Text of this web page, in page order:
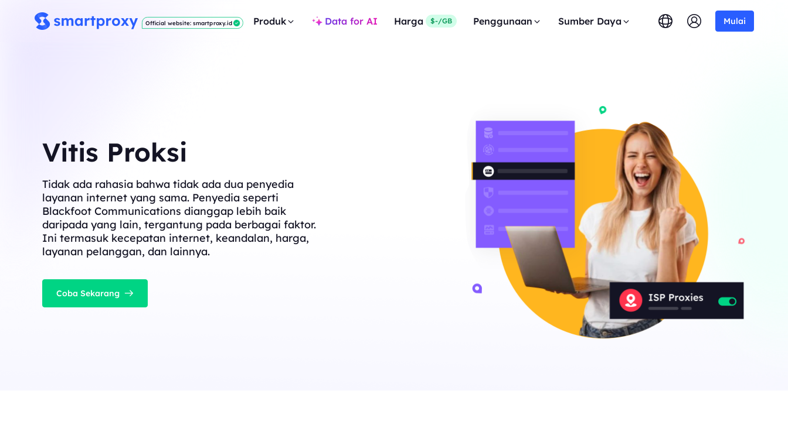
Official website: smartproxy.id Produk Data for AI Harga $-/GB Penggunaan Sumber Daya Mulai
Vitis Proksi
Tidak ada rahasia bahwa tidak ada dua penyedia
layanan internet yang sama. Penyedia seperti
Blackfoot Communications dianggap lebih baik
daripada yang lain, tergantung pada berbagai faktor.
Ini termasuk kecepatan internet, keandalan, harga,
layanan pelanggan, dan lainnya.
Coba Sekarang